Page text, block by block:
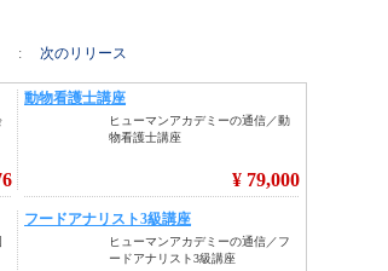
: 次のリリース